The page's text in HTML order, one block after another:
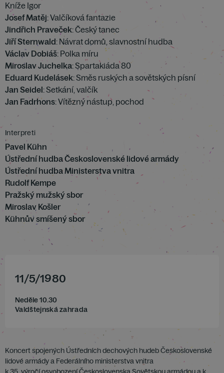
Kníže Igor
Josef Matěj: Valčíková fantazie
Jindřich Praveček: Český tanec
Jiří Sternwald: Návrat domů, slavnostní hudba
Václav Dobiáš: Polka míru
Miroslav Juchelka: Spartakiáda 80
Eduard Kudelásek: Směs ruských a sovětských písní
Jan Seidel: Setkání, valčík
Jan Fadrhons: Vítězný nástup, pochod
Interpreti
Pavel Kühn
Ústřední hudba Československé lidové armády
Ústřední hudba Ministerstva vnitra
Rudolf Kempe
Pražský mužský sbor
Miroslav Košler
Kühnův smíšený sbor
11/5/1980
Neděle 10.30
Valdštejnská zahrada
Koncert spojených Ústředních dechových hudeb Československé
lidové armády a Federálního ministerstva vnitra